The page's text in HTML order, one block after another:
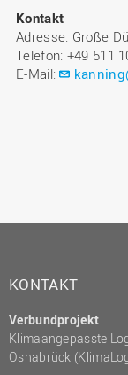
Kontakt
Adresse: Große
Telefon: +49 511
E-Mail:
KONTAKT
Verbundprojekt
Klimaangepasste
Osnabrück